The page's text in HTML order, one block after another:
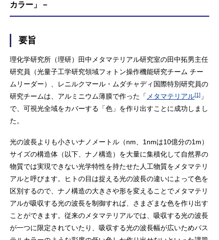
カラー」－
要旨
理化学研究所（理研）田中メタマテリアル研究室の田中拓男主任
研究員（光量子工学研究領域フォトン操作機能研究チーム チー
ムリーダー）、レニルクマール・ムダチャディ国際特別研究員の
研究チームは、アルミニウム薄膜で作った「 メタマテリアル[1] 」
で、可視光全域をカバーする「色」を作り出すことに成功しまし
た。
光の波長よりも小さいナノメートル（nm、1nmは10億分の1m）
サイズの構造体（以下、ナノ構造）を大量に集積化して自然界の
物質では実現できない光学特性を持たせた人工物質をメタマテリ
アルと呼びます。ヒトの目は捉える光の波長の違いによって色を
区別するので、ナノ構造の大きさや形を変えることでメタマテリ
アルが吸収する光の波長を制御すれば、さまざまな色を作り出す
ことができます。従来のメタマテリアルでは、吸収する光の波長
が一つに限定されていたり、吸収する光の波長幅が広いためパス